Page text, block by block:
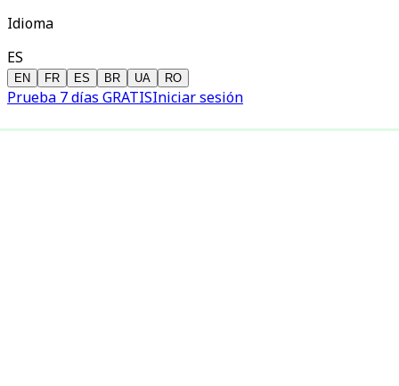
Idioma
ES
EN FR ES BR UA RO
Prueba 7 días GRATISIniciar sesión